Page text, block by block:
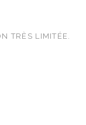
TRÈS LIMITÉE.